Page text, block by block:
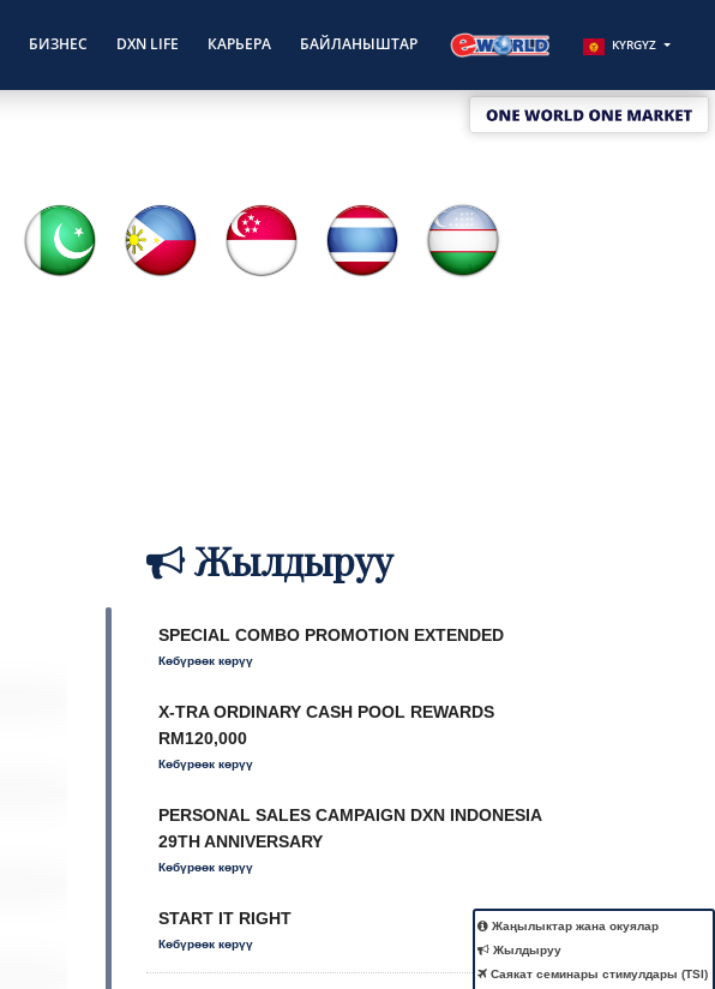
БИЗНЕС DXN LIFE КАРЬЕРА БАЙЛАНЫШТАР KYRGYZ
Жаңылыктар жана окуялар
Жылдыруу
Саякат семинары стимулдары (TSI)
Жылдыруу
SPECIAL COMBO PROMOTION EXTENDED
X-TRA ORDINARY CASH POOL REWARDS
RM120,000
PERSONAL SALES CAMPAIGN DXN INDONESIA
29TH ANNIVERSARY
START IT RIGHT
Көбүрөөк көрүү